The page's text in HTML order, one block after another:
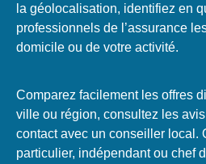
la géolocalisation, identifiez en
professionnels de l’assurance
domicile ou de votre activité.
Comparez facilement les offres
ville ou région, consultez les
contact avec un conseiller local.
particulier, indépendant ou chef